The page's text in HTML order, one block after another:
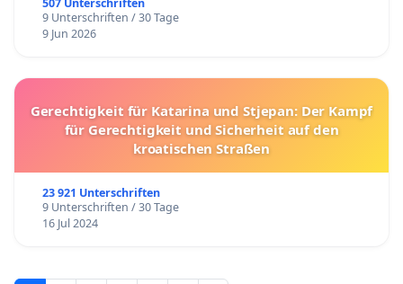
9 Unterschriften / 30 Tage
9 Jun 2026
Gerechtigkeit für Katarina und Stjepan: Der Kampf
für Gerechtigkeit und Sicherheit auf den
kroatischen Straßen
23 921 Unterschriften
9 Unterschriften / 30 Tage
16 Jul 2024